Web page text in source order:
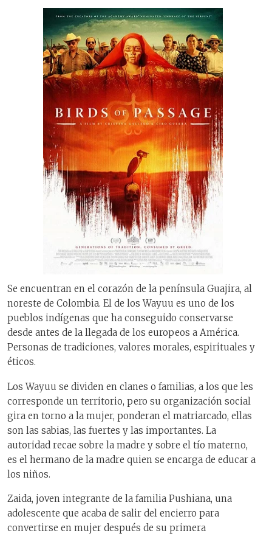
Se encuentran en el corazón de la península Guajira, al
noreste de Colombia. El de los Wayuu es uno de los
pueblos indígenas que ha conseguido conservarse
desde antes de la llegada de los europeos a América.
Personas de tradiciones, valores morales, espirituales y
éticos.
Los Wayuu se dividen en clanes o familias, a los que les
corresponde un territorio, pero su organización social
gira en torno a la mujer, ponderan el matriarcado, ellas
son las sabias, las fuertes y las importantes. La
autoridad recae sobre la madre y sobre el tío materno,
es el hermano de la madre quien se encarga de educar a
los niños.
Zaida, joven integrante de la familia Pushiana, una
adolescente que acaba de salir del encierro para
convertirse en mujer después de su primera